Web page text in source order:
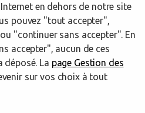
Loiret Olivet
Powered by
en dehors de notre site
pouvez "tout accepter",
"continuer sans accepter". En
accepter", aucun de ces
déposé. La page Gestion des
sur vos choix à tout